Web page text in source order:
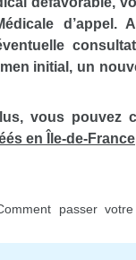
d’appel.
initial, un
vous pouvez
en Île-de-France
passer